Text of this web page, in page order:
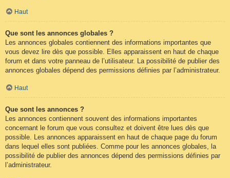
Haut
Que sont les annonces globales ?
Les annonces globales contiennent des informations importantes que
vous devez lire dès que possible. Elles apparaissent en haut de chaque
forum et dans votre panneau de l’utilisateur. La possibilité de publier des
annonces globales dépend des permissions définies par l’administrateur.
Haut
Que sont les annonces ?
Les annonces contiennent souvent des informations importantes
concernant le forum que vous consultez et doivent être lues dès que
possible. Les annonces apparaissent en haut de chaque page du forum
dans lequel elles sont publiées. Comme pour les annonces globales, la
possibilité de publier des annonces dépend des permissions définies par
l’administrateur.